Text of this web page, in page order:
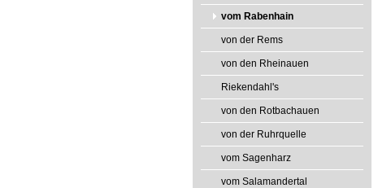
vom Rabenhain
von der Rems
von den Rheinauen
Riekendahl's
von den Rotbachauen
von der Ruhrquelle
vom Sagenharz
vom Salamandertal